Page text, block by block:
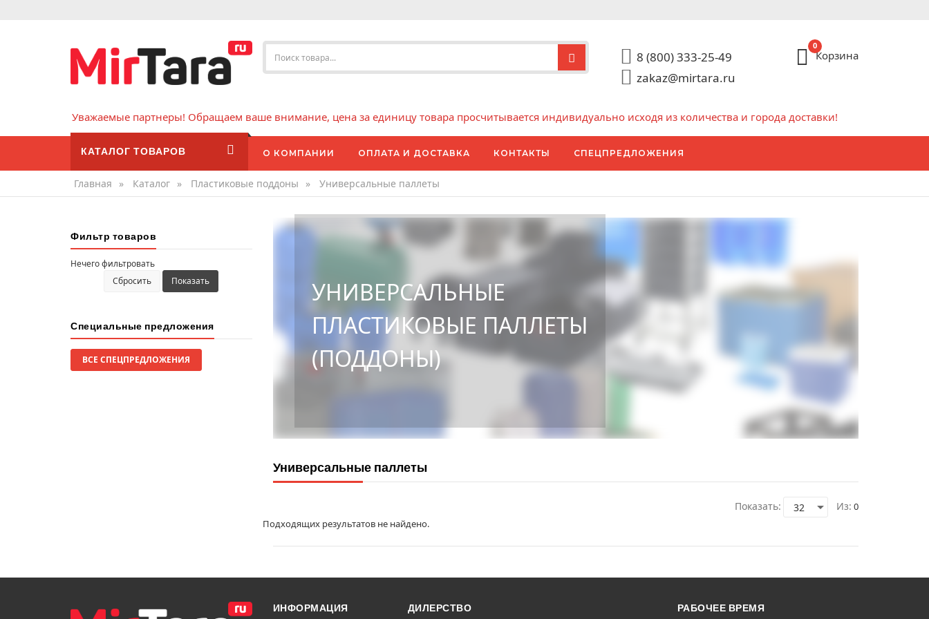
8 (800) 333-25-49
zakaz@mirtara.ru
0
Корзина
Уважаемые партнеры! Обращаем ваше внимание, цена за единицу товара просчитывается индивидуально исходя из количества и города доставки!
КАТАЛОГ ТОВАРОВ О КОМПАНИИ ОПЛАТА И ДОСТАВКА КОНТАКТЫ СПЕЦПРЕДЛОЖЕНИЯ
Главная » Каталог » Пластиковые поддоны » Универсальные паллеты
УНИВЕРСАЛЬНЫЕ
ПЛАСТИКОВЫЕ ПАЛЛЕТЫ
(ПОДДОНЫ)
Универсальные паллеты
Из: 0
Показать:
Подходящих результатов не найдено.
Фильтр товаров
Нечего фильтровать
Сбросить
Показать
Специальные предложения
ВСЕ СПЕЦПРЕДЛОЖЕНИЯ
ИНФОРМАЦИЯ ДИЛЕРСТВО РАБОЧЕЕ ВРЕМЯ